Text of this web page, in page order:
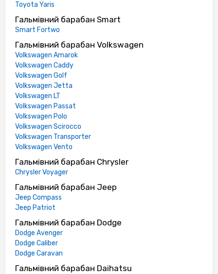
Toyota Yaris
Гальмівний барабан Smart
Smart Fortwo
Гальмівний барабан Volkswagen
Volkswagen Amarok
Volkswagen Caddy
Volkswagen Golf
Volkswagen Jetta
Volkswagen LT
Volkswagen Passat
Volkswagen Polo
Volkswagen Scirocco
Volkswagen Transporter
Volkswagen Vento
Гальмівний барабан Chrysler
Chrysler Voyager
Гальмівний барабан Jeep
Jeep Compass
Jeep Patriot
Гальмівний барабан Dodge
Dodge Avenger
Dodge Caliber
Dodge Caravan
Гальмівний барабан Daihatsu